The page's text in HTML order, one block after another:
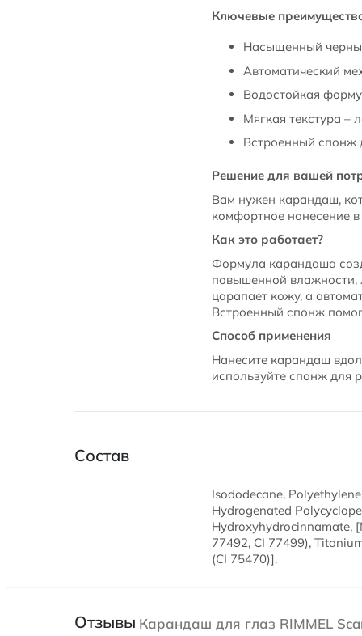
Ключевые
Насыщенный
Автоматический
Водостойкая
Мягкая текстура –
Встроенный спонж
Решение для вашей
Вам нужен карандаш,
комфортное нанесение
Как это работает?
Формула карандаша
повышенной влажности,
царапает кожу, а
Встроенный спонж
Способ применения
Нанесите карандаш
используйте спонж для
Состав
Isododecane,
Hydrogenated
Hydroxyhydrocinnamate,
77492, CI 77499),
(CI 75470)].
Отзывы Карандаш для глаз RIMMEL